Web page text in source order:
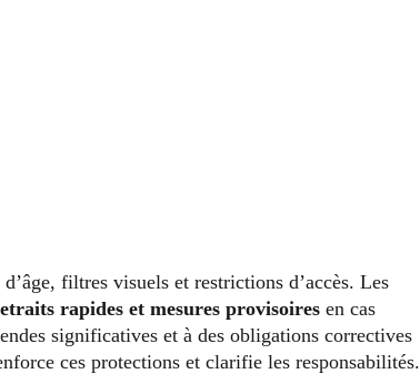
filtres visuels et restrictions d’accès. Les
rapides et mesures provisoires en cas
significatives et à des obligations correctives
ces protections et clarifie les responsabilités.